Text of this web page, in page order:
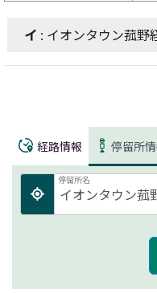
イ : イオンタウン菰野
経路情報 停留所
停留所名